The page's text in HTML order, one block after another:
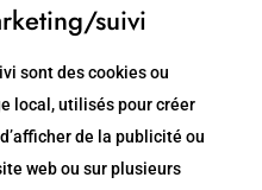
suivi
sont des cookies ou
local, utilisés pour créer
de la publicité ou
web ou sur plusieurs